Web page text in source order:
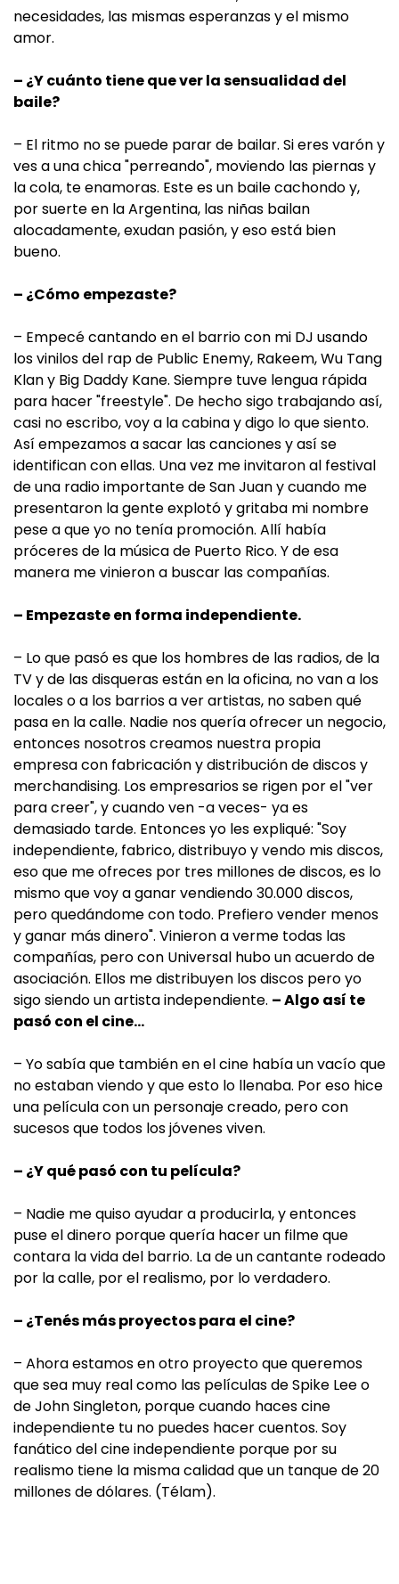
necesidades, las mismas esperanzas y el mismo
amor.
– ¿Y cuánto tiene que ver la sensualidad del
baile?
– El ritmo no se puede parar de bailar. Si eres varón y
ves a una chica "perreando", moviendo las piernas y
la cola, te enamoras. Este es un baile cachondo y,
por suerte en la Argentina, las niñas bailan
alocadamente, exudan pasión, y eso está bien
bueno.
– ¿Cómo empezaste?
– Empecé cantando en el barrio con mi DJ usando
los vinilos del rap de Public Enemy, Rakeem, Wu Tang
Klan y Big Daddy Kane. Siempre tuve lengua rápida
para hacer "freestyle". De hecho sigo trabajando así,
casi no escribo, voy a la cabina y digo lo que siento.
Así empezamos a sacar las canciones y así se
identifican con ellas. Una vez me invitaron al festival
de una radio importante de San Juan y cuando me
presentaron la gente explotó y gritaba mi nombre
pese a que yo no tenía promoción. Allí había
próceres de la música de Puerto Rico. Y de esa
manera me vinieron a buscar las compañías.
– Empezaste en forma independiente.
– Lo que pasó es que los hombres de las radios, de la
TV y de las disqueras están en la oficina, no van a los
locales o a los barrios a ver artistas, no saben qué
pasa en la calle. Nadie nos quería ofrecer un negocio,
entonces nosotros creamos nuestra propia
empresa con fabricación y distribución de discos y
merchandising. Los empresarios se rigen por el "ver
para creer", y cuando ven -a veces- ya es
demasiado tarde. Entonces yo les expliqué: "Soy
independiente, fabrico, distribuyo y vendo mis discos,
eso que me ofreces por tres millones de discos, es lo
mismo que voy a ganar vendiendo 30.000 discos,
pero quedándome con todo. Prefiero vender menos
y ganar más dinero". Vinieron a verme todas las
compañías, pero con Universal hubo un acuerdo de
asociación. Ellos me distribuyen los discos pero yo
sigo siendo un artista independiente. – Algo así te
pasó con el cine…
– Yo sabía que también en el cine había un vacío que
no estaban viendo y que esto lo llenaba. Por eso hice
una película con un personaje creado, pero con
sucesos que todos los jóvenes viven.
– ¿Y qué pasó con tu película?
– Nadie me quiso ayudar a producirla, y entonces
puse el dinero porque quería hacer un filme que
contara la vida del barrio. La de un cantante rodeado
por la calle, por el realismo, por lo verdadero.
– ¿Tenés más proyectos para el cine?
– Ahora estamos en otro proyecto que queremos
que sea muy real como las películas de Spike Lee o
de John Singleton, porque cuando haces cine
independiente tu no puedes hacer cuentos. Soy
fanático del cine independiente porque por su
realismo tiene la misma calidad que un tanque de 20
millones de dólares. (Télam).